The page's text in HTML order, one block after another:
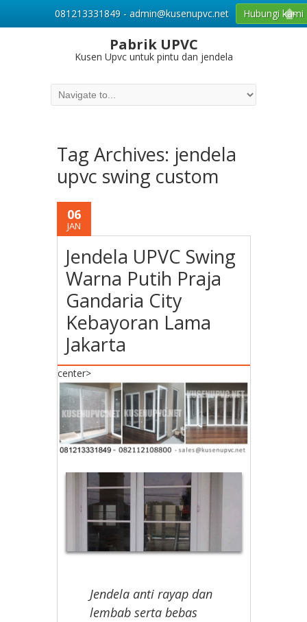
Pabrik UPVC
Kusen Upvc untuk pintu dan jendela
Tag Archives: jendela
upvc swing custom
06
JAN
Jendela UPVC Swing
Warna Putih Praja
Gandaria City
Kebayoran Lama
Jakarta
center>
Jendela anti rayap dan
lembab serta bebas
081213331849 - admin@kusenupvc.net Hubungi kami